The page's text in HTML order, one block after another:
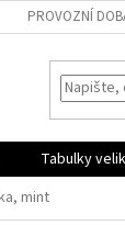
PROVOZNÍ
Tabulky
mint